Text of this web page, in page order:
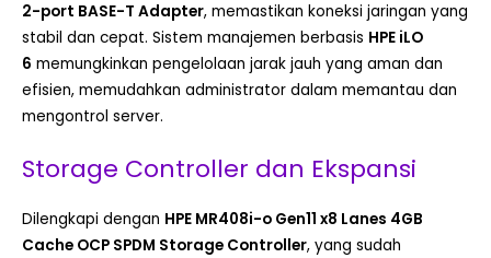
2-port BASE-T Adapter, memastikan koneksi jaringan yang
stabil dan cepat. Sistem manajemen berbasis HPE iLO
6 memungkinkan pengelolaan jarak jauh yang aman dan
efisien, memudahkan administrator dalam memantau dan
mengontrol server.
Storage Controller dan Ekspansi
Dilengkapi dengan HPE MR408i-o Gen11 x8 Lanes 4GB
Cache OCP SPDM Storage Controller, yang sudah